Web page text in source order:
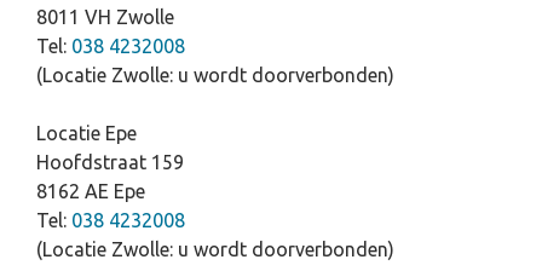
8011 VH Zwolle
Tel: 038 4232008
(Locatie Zwolle: u wordt doorverbonden)
Locatie Epe
Hoofdstraat 159
8162 AE Epe
Tel: 038 4232008
(Locatie Zwolle: u wordt doorverbonden)